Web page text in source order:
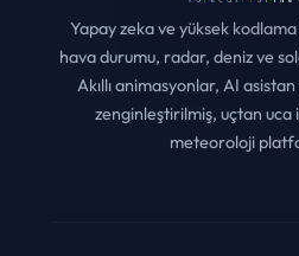
Yapay zeka ve yüksek
hava durumu, radar, deniz ve
Akıllı animasyonlar, AI
zenginleştirilmiş, uçtan
meteoroloji